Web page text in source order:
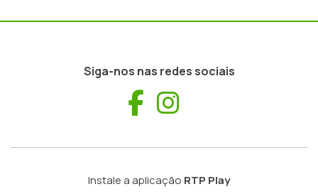
Siga-nos nas redes sociais
Facebook
Instale a aplicação RTP Play